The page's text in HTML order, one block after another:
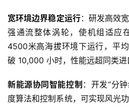
宽环境边界稳定运行：研发高效
强通流整体涡轮，使机组适
4500米高海拔环境下运行，平
破 10,000 小时，性能远超同类进
新能源协同智能控制 ：开发“分
度算法和控制系统，可实现风光